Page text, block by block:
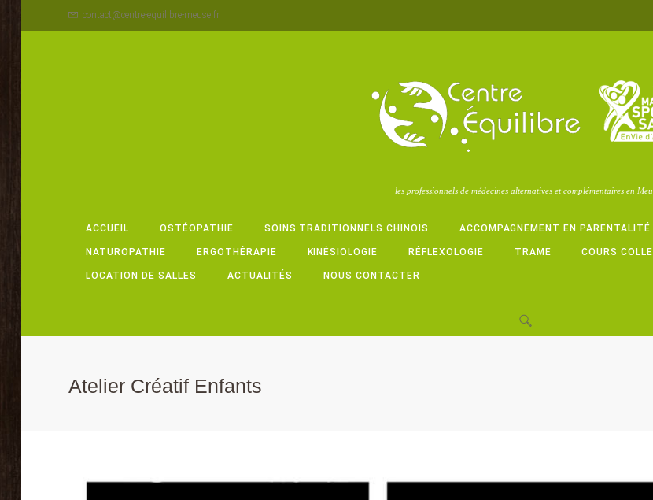
contact@centre-equilibre-meuse.fr
les professionnels de médecines alternatives et complémentaires en
ACCUEIL OSTÉOPATHIE SOINS TRADITIONNELS CHINOIS ACCOMPAGNEMENT EN
NATUROPATHIE ERGOTHÉRAPIE KINÉSIOLOGIE RÉFLEXOLOGIE TRAME COURS
LOCATION DE SALLES ACTUALITÉS NOUS CONTACTER
Atelier Créatif Enfants